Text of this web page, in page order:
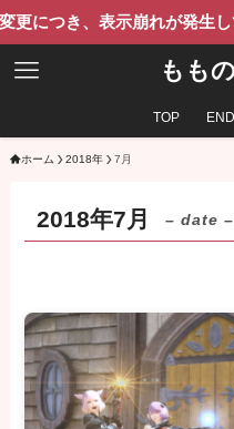
、表示崩れが発生していま
もも
TOP
ホーム 2018年 7月
2018年7月 – date –